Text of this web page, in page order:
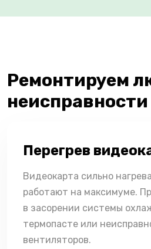
Ремонтируем
неисправности
Перегрев
Видеокарта сильно
работают на максимуме.
в засорении системы
термопасте или
вентиляторов.